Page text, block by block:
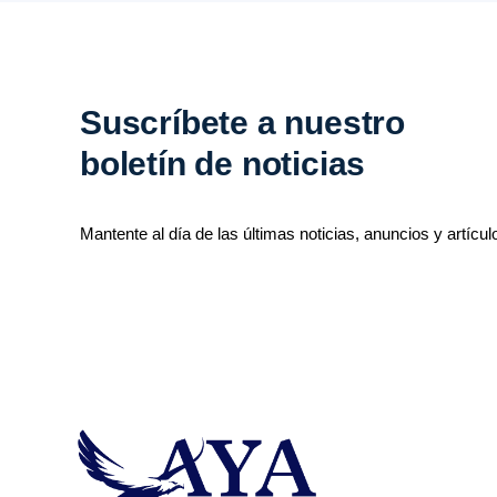
Suscríbete a nuestro
boletín de noticias
Mantente al día de las últimas noticias, anuncios y